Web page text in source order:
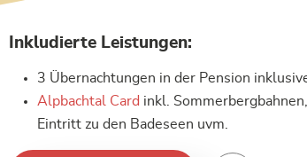
Inkludierte Leistungen:
3 Übernachtungen in der Pension
Alpbachtal Card inkl.
Eintritt zu den Badeseen uvm.